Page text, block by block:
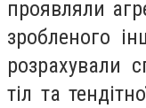
проявляли
зробленого
розрахували
тіл та